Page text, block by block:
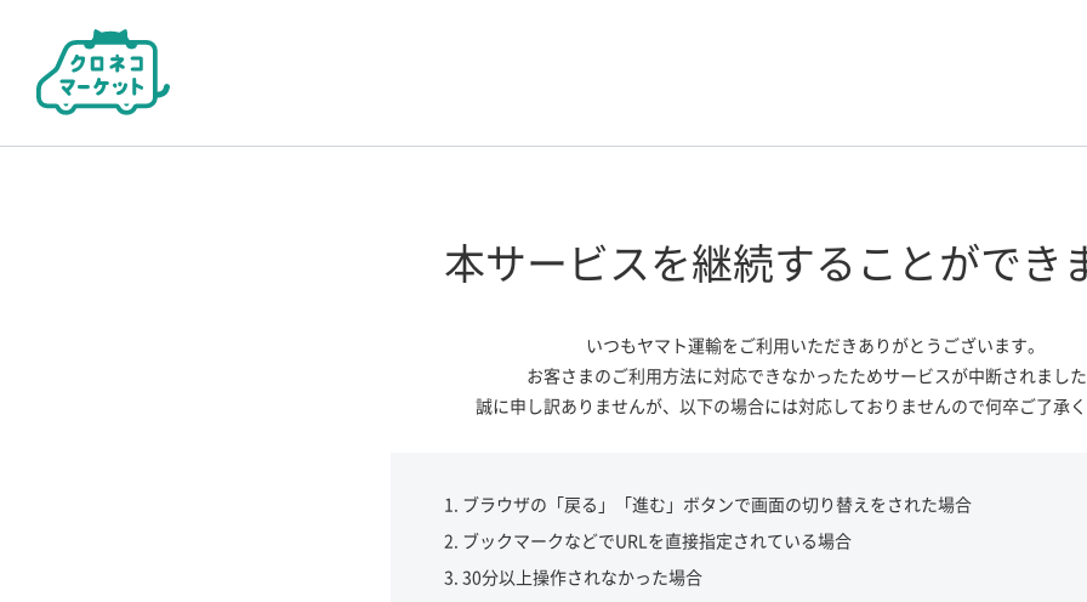
本サービスを継続する ことができ
いつもヤマト運輸をご利用いただきありがとうございます。
お客さまのご利用方法に対応できなかったためサービスが中断されました
誠に申し訳ありませんが、 以下の場合には対応しておりませんので何卒ご了承く
ブラウザの「戻る」「進む」ボタンで画面の切り替えをされた場合
ブックマークなどでURLを直接指定されている場合
30分以上操作されなかった場合